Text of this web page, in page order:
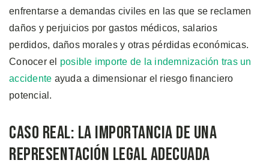
enfrentarse a demandas civiles en las que se reclamen
daños y perjuicios por gastos médicos, salarios
perdidos, daños morales y otras pérdidas económicas.
Conocer el posible importe de la indemnización tras un
accidente ayuda a dimensionar el riesgo financiero
potencial.
Caso Real: La Importancia de Una
Representación Legal Adecuada